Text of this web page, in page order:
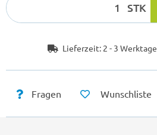
STK
Lieferzeit: 2 - 3 Werktage
Fragen Wunschliste